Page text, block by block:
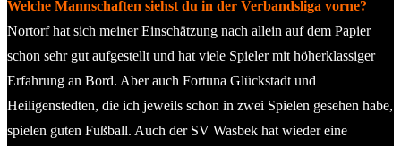
Welche Mannschaften siehst du in der Verbandsliga vorne?
Nortorf hat sich meiner Einschätzung nach allein auf dem Papier
schon sehr gut aufgestellt und hat viele Spieler mit höherklassiger
Erfahrung an Bord. Aber auch Fortuna Glückstadt und
Heiligenstedten, die ich jeweils schon in zwei Spielen gesehen habe,
spielen guten Fußball. Auch der SV Wasbek hat wieder eine